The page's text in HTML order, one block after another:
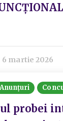
6 martie 2026
probei